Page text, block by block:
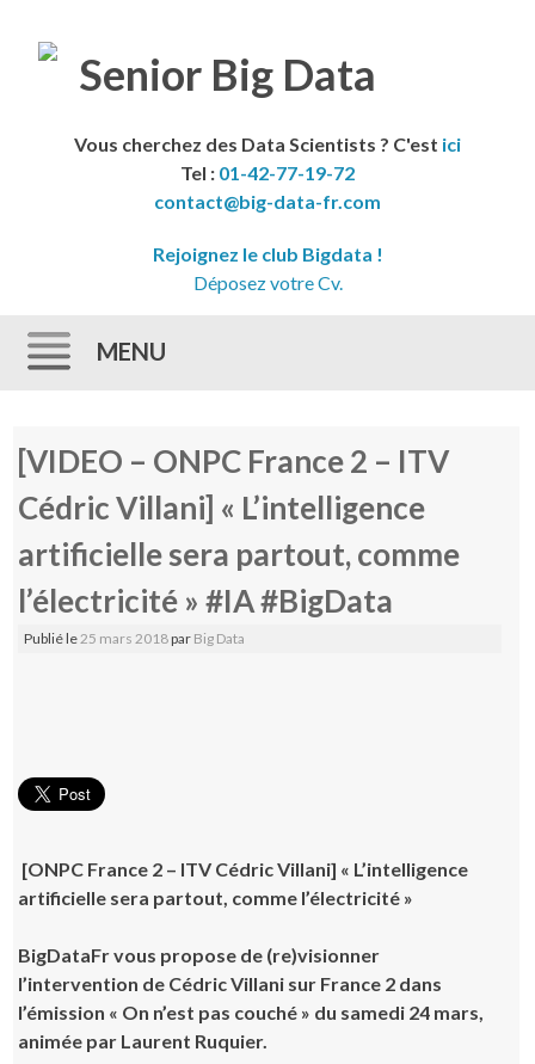
Vous cherchez des Data Scientists ? C'est ici
Tel : 01-42-77-19-72
contact@big-data-fr.com
Rejoignez le club Bigdata !
Déposez votre Cv.
MENU
[VIDEO – ONPC France 2 – ITV
Cédric Villani] « L’intelligence
artificielle sera partout, comme
l’électricité » #IA #BigData
Publié le25 mars 2018par Big Data
[ONPC France 2 – ITV Cédric Villani] « L’intelligence
artificielle sera partout, comme l’électricité »
BigDataFr vous propose de (re)visionner
l’intervention de Cédric Villani sur France 2 dans
l’émission « On n’est pas couché » du samedi 24 mars,
animée par Laurent Ruquier.